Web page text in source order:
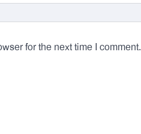
for the next time I comment.